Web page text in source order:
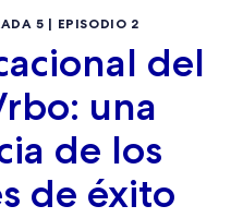
5 | EPISODIO 2
del
una
de los
de éxito